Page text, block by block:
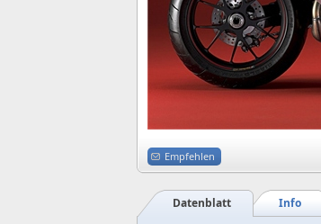
Empfehlen
Info
Datenblatt